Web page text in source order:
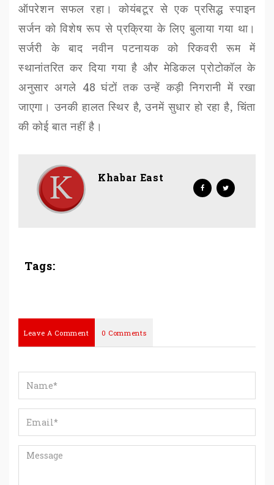
ऑपरेशन सफल रहा। कोयंबटूर से एक प्रसिद्ध स्पाइन
सर्जन को विशेष रूप से प्रक्रिया के लिए बुलाया गया था।
सर्जरी के बाद नवीन पटनायक को रिकवरी रूम में
स्थानांतरित कर दिया गया है और मेडिकल प्रोटोकॉल के
अनुसार अगले 48घंटों तक उन्हें कड़ी निगरानी में रखा
जाएगा। उनकी हालत स्थिर है,उनमें सुधार हो रहा है, चिंता
की कोई बात नहीं है।
Khabar East
Tags:
Leave A Comment 0 Comments